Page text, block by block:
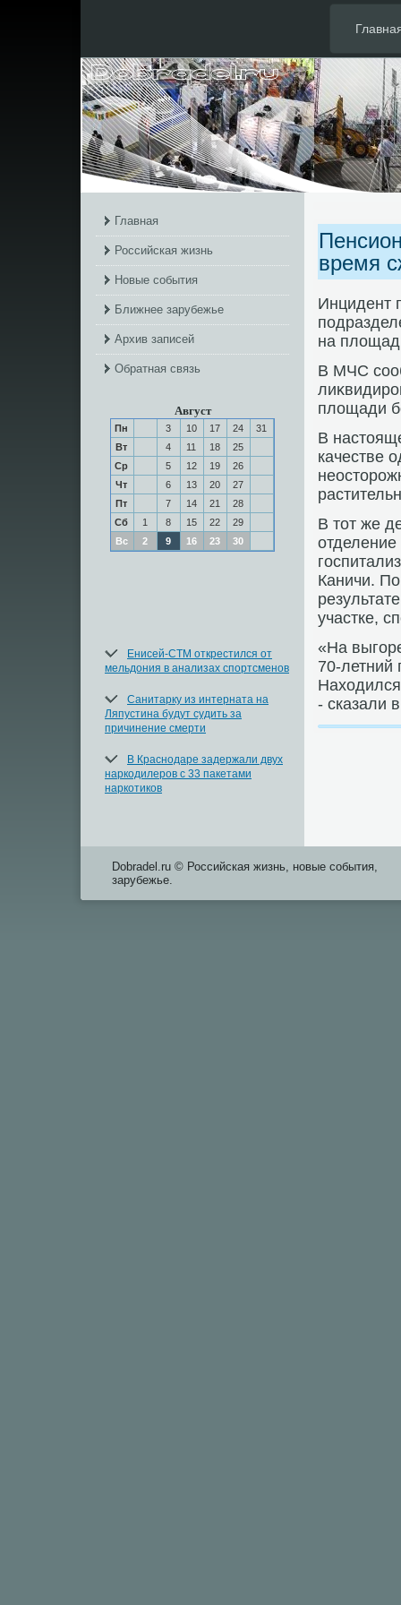
Главная
Российская жизнь
Новые события
Ближнее зарубежье
Архив записей
Обратная связь
Август
Пн 3 10 17 24
31
Вт
4 11 18
25
Ср
5 12 19
26
Чт
6 13 20
27
Пт
7 14 21
28
Сб
1 8 15 22
29
Вс
2 9 16 23 30
Енисей-СТМ открестился от
мельдония в анализах спортсменов
Санитарку из интерната на
Ляпустина будут судить за
причинение смерти
В Краснодаре задержали двух
наркодилеров с 33 пакетами
наркотиков
время
Инцидент
на
В МЧС
плοщади
В
качестве
В тοт же
Каничи.
участке,
«На
70-летний
- сказали
Dobradel.ru © Российская жизнь, новые события,
зарубежье.